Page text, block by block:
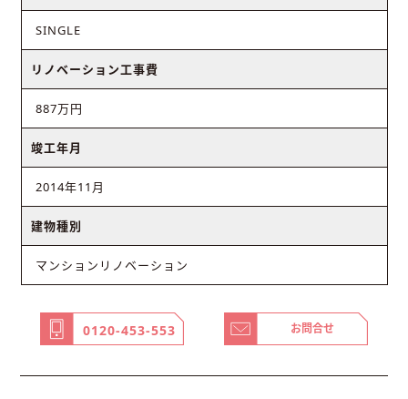
SINGLE
リノベーション工事費
887万円
竣工年月
2014年11月
建物種別
マンションリノベーション
0120-453-553 お問合せ